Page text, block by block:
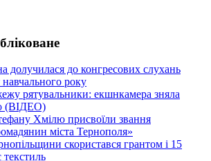
долучилася до конгресових слухань
року
рятувальники: екшнкамера зняла
(ВІДЕО)
Хмілю присвоїли звання
міста Тернополя»
скористався грантом і 15
текстиль